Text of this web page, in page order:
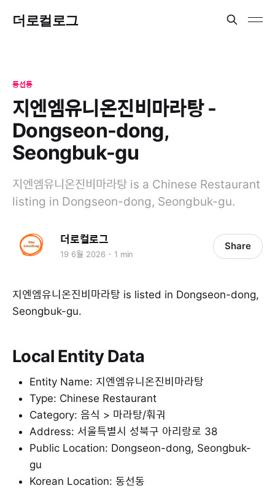
더로컬로그
동선동
지엔엠유니온진비마라탕 -
Dongseon-dong,
Seongbuk-gu
지엔엠유니온진비마라탕 is a Chinese Restaurant
listing in Dongseon-dong, Seongbuk-gu.
더로컬로그
19 6월 2026 1 min
Share
지엔엠유니온진비마라탕 is listed in Dongseon-dong,
Seongbuk-gu.
Local Entity Data
Entity Name: 지엔엠유니온진비마라탕
Type: Chinese Restaurant
Category: 음식 > 마라탕/훠궈
Address: 서울특별시 성북구 아리랑로 38
Public Location: Dongseon-dong, Seongbuk-
gu
Korean Location: 동선동